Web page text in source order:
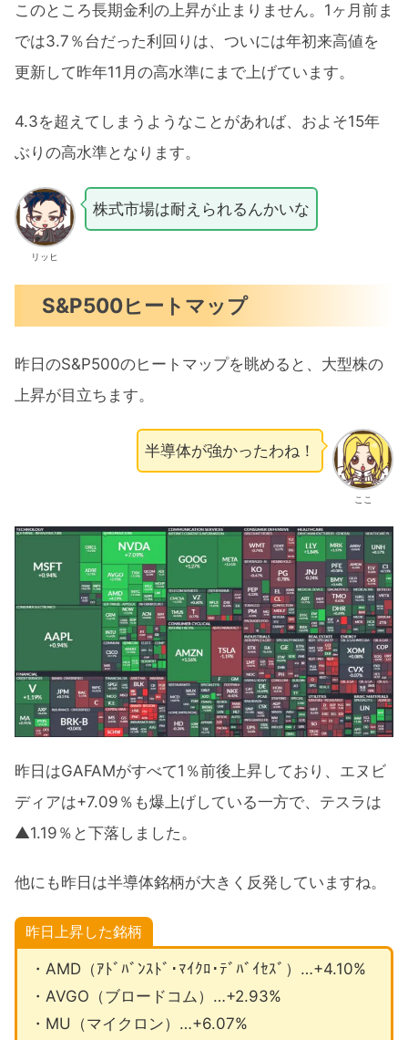
このところ長期金利の上昇が止まりません。1ヶ月前ま
では3.7％台だった利回りは、ついには年初来高値を
更新して昨年11月の高水準にまで上げています。
4.3を超えてしまうようなことがあれば、およそ15年
ぶりの高水準となります。
リッヒ
株式市場は耐えられるんかいな
S&P500ヒートマップ
昨日のS&P500のヒートマップを眺めると、大型株の
上昇が目立ちます。
ここ
半導体が強かったわね！
昨日はGAFAMがすべて1％前後上昇しており、エヌビ
ディアは+7.09％も爆上げしている一方で、テスラは
▲1.19％と下落しました。
他にも昨日は半導体銘柄が大きく反発していますね。
昨日上昇した銘柄
・AMD（ｱﾄﾞﾊﾞﾝｽﾄﾞ･ﾏｲｸﾛ･ﾃﾞﾊﾞｲｾｽﾞ）…+4.10%
・AVGO（ブロードコム）…+2.93%
・MU（マイクロン）…+6.07%